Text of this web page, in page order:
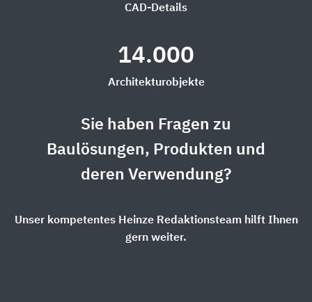
CAD-Details
14.000
Architekturobjekte
Sie haben Fragen zu
Baulösungen, Produkten und
deren Verwendung?
Unser kompetentes Heinze Redaktionsteam hilft Ihnen
gern weiter.